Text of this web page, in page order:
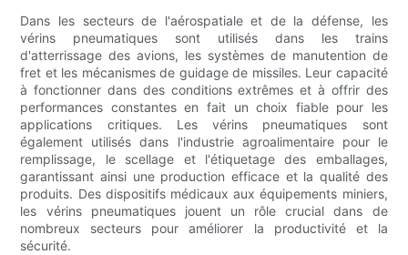
Dans les secteurs de l'aérospatiale et de la défense, les
vérins pneumatiques sont utilisés dans les trains
d'atterrissage des avions, les systèmes de manutention de
fret et les mécanismes de guidage de missiles. Leur capacité
à fonctionner dans des conditions extrêmes et à offrir des
performances constantes en fait un choix fiable pour les
applications critiques. Les vérins pneumatiques sont
également utilisés dans l'industrie agroalimentaire pour le
remplissage, le scellage et l'étiquetage des emballages,
garantissant ainsi une production efficace et la qualité des
produits. Des dispositifs médicaux aux équipements miniers,
les vérins pneumatiques jouent un rôle crucial dans de
nombreux secteurs pour améliorer la productivité et la
sécurité.